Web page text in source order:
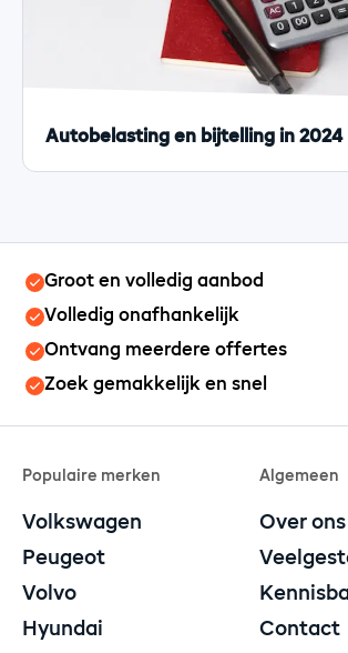
Autobelasting en bijtelling in 2024
Groot en volledig aanbod
Volledig onafhankelijk
Ontvang meerdere offertes
Zoek gemakkelijk en snel
Populaire merken
Volkswagen
Peugeot
Volvo
Hyundai
Algemeen
Over ons
Contact